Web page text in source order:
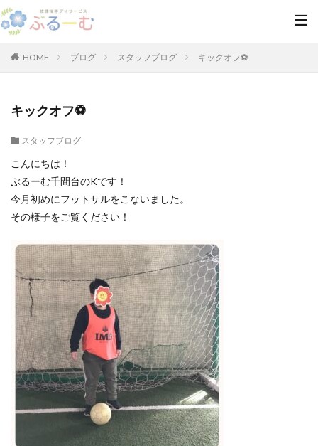
HOME ブログ スタッフブログ キックオフ⚽
キックオフ⚽
スタッフブログ
こんにちは！
ぶるーむ千間台のKです！
今月初めにフットサルをこないました。
その様子をご覧ください！